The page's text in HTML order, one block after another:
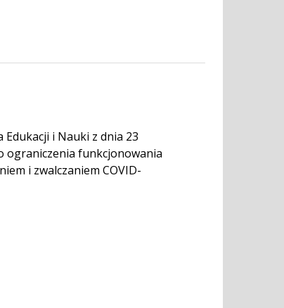
i Nauki z dnia 23
ograniczenia funkcjonowania
i zwalczaniem COVID-